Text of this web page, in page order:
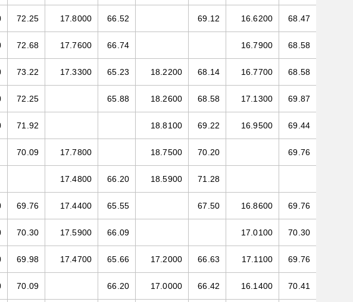
72.25 17.8000 66.52 69.12 16.6200 68.47
72.68 17.7600 66.74 16.7900 68.58
73.22 17.3300 65.23 18.2200 68.14 16.7700 68.58
72.25 65.88 18.2600 68.58 17.1300 69.87
71.92 18.8100 69.22 16.9500 69.44
70.09 17.7800 18.7500 70.20 69.76
17.4800 66.20 18.5900 71.28
69.76 17.4400 65.55 67.50 16.8600 69.76
70.30 17.5900 66.09 17.0100 70.30
69.98 17.4700 65.66 17.2000 66.63 17.1100 69.76
70.09 66.20 17.0000 66.42 16.1400 70.41